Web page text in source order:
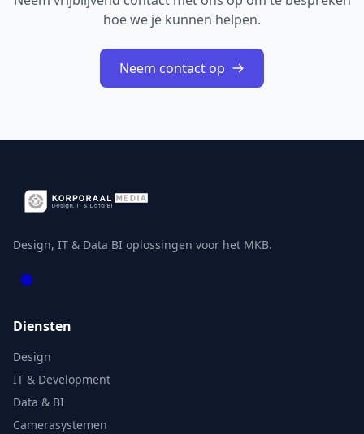
hoe we je kunnen helpen.
Neem contact op
Design, IT & Data BI oplossingen voor het MKB.
Diensten
Design
IT & Development
Data & BI
Camerasystemen